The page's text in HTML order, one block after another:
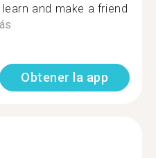
and make a friend
Obtener la app